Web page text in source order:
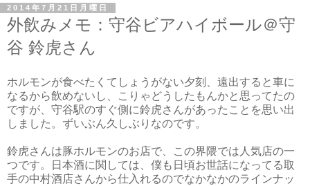
2014年7月21日月曜日
外飲みメモ：守谷ビアハイボール＠守
谷 鈴虎さん
ホルモンが食べたくてしょうがない夕刻、遠出すると車に
なるから飲めないし、こりゃどうしたもんかと思ってたの
ですが、守谷駅のすぐ側に鈴虎さんがあったことを思い出
しました。ずいぶん久しぶりなのです。
鈴虎さんは豚ホルモンのお店で、この界隈では人気店の一
つです。日本酒に関しては、僕も日頃お世話になってる取
手の中村酒店さんから仕入れるのでなかなかのラインナッ